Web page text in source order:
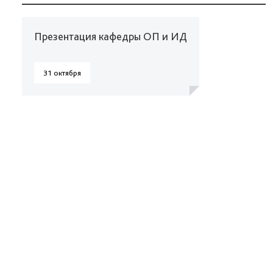
Презентация кафедры ОП и ИД
31 октября